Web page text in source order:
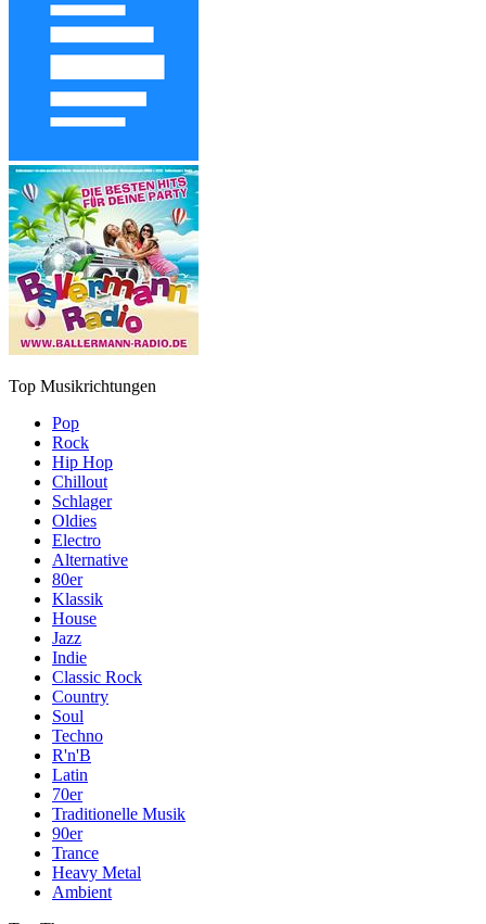
Top Musikrichtungen
Pop
Rock
Hip Hop
Chillout
Schlager
Oldies
Electro
Alternative
80er
Klassik
House
Jazz
Indie
Classic Rock
Country
Soul
Techno
R'n'B
Latin
70er
Traditionelle Musik
90er
Trance
Heavy Metal
Ambient